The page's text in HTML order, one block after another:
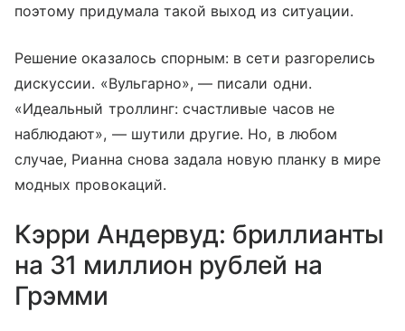
поэтому придумала такой выход из ситуации.
Решение оказалось спорным: в сети разгорелись
дискуссии. «Вульгарно», — писали одни.
«Идеальный троллинг: счастливые часов не
наблюдают», — шутили другие. Но, в любом
случае, Рианна снова задала новую планку в мире
модных провокаций.
Кэрри Андервуд: бриллианты
на 31 миллион рублей на
Грэмми